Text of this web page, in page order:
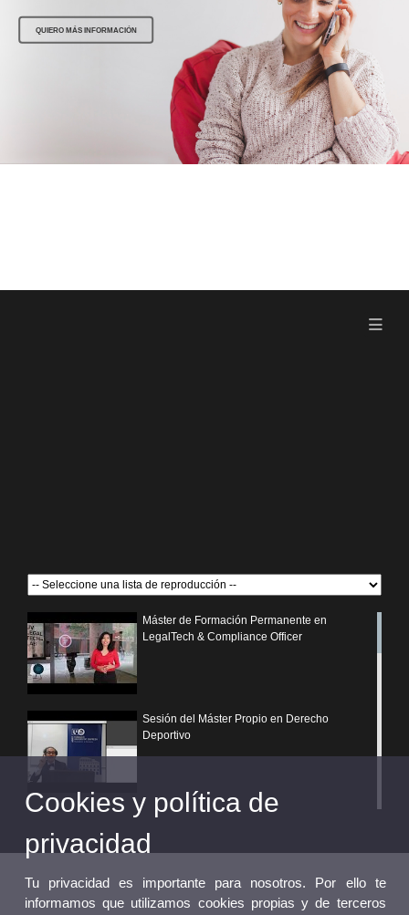
QUIERO MÁS INFORMACIÓN
Máster de Formación Permanente en
LegalTech & Compliance Officer
Sesión del Máster Propio en Derecho
Deportivo
¿Por qué elegir un postgrado propio de la
Universitat de València?
Cookies y política de
privacidad
Tu privacidad es importante para nosotros. Por ello te
informamos que utilizamos cookies propias y de terceros